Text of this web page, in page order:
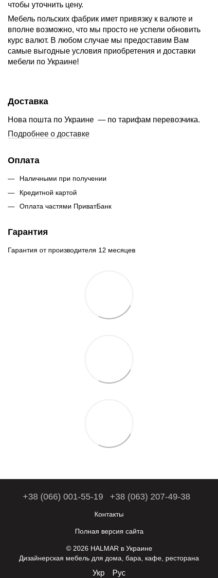
чтобы уточнить цену.
Мебель польских фабрик имет привязку к валюте и
вполне возможно, что мы просто не успели обновить
курс валют. В любом случае мы предоставим Вам
самые выгодные условия приобретения и доставки
мебели по Украине!
Доставка
Нова пошта по Украине — по тарифам перевозчика.
Подробнее о доставке
Оплата
Наличными при получении
Кредитной картой
Оплата частями ПриватБанк
Гарантия
Гарантия от производителя 12 месяцев
+38 (066) 001-55-19 +38 (063) 207-49-38
Контакты
Полная версия сайта
© 2026 HALMAR в Украине
Дизайнерская мебель для дома, бара, кафе, ресторана
Укр Рус